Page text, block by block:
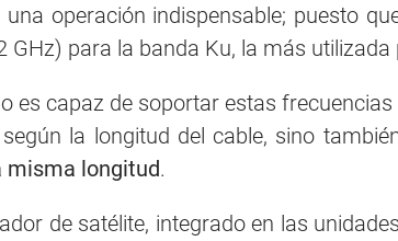
operación indispensable; puesto
GHz) para la banda Ku, la más utilizada
es capaz de soportar estas
la longitud del cable, sino
misma longitud.
de satélite, integrado en las